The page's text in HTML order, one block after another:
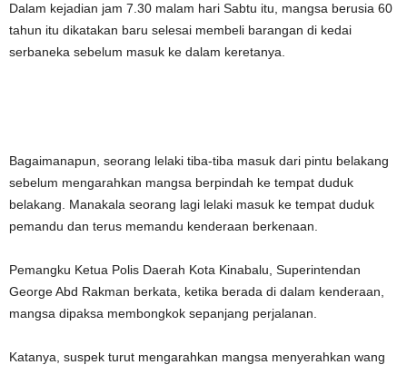
Dalam kejadian jam 7.30 malam hari Sabtu itu, mangsa berusia 60
tahun itu dikatakan baru selesai membeli barangan di kedai
serbaneka sebelum masuk ke dalam keretanya.
Bagaimanapun, seorang lelaki tiba-tiba masuk dari pintu belakang
sebelum mengarahkan mangsa berpindah ke tempat duduk
belakang. Manakala seorang lagi lelaki masuk ke tempat duduk
pemandu dan terus memandu kenderaan berkenaan.
Pemangku Ketua Polis Daerah Kota Kinabalu, Superintendan
George Abd Rakman berkata, ketika berada di dalam kenderaan,
mangsa dipaksa membongkok sepanjang perjalanan.
Katanya, suspek turut mengarahkan mangsa menyerahkan wang